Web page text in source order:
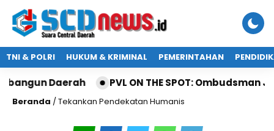
TNI & POLRI HUKUM & KRIMINAL PEMERINTAHAN
Daerah PVL ON THE SPOT: Ombudsman
Beranda /Tekankan Pendekatan Humanis